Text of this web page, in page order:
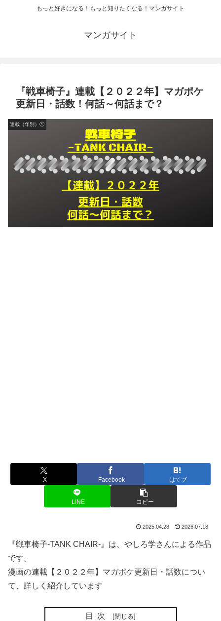
もっと好きになる！もっと知りたくなる！マンガサイト
マンガサイト
『戦車椅子』連載【２０２２年】マガポケ
更新日・話数！何話～何話まで？
連載（年別）①
X Facebook はてブ
LINE コピー
2025.04.28 2026.07.18
『戦車椅子-TANK CHAIR-』は、やしろ学さんによる作品
です。
漫画の連載【２０２２年】マガポケ更新日・話数につい
て、詳しく紹介しています
目次